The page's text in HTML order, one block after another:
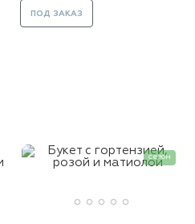
ПОД ЗАКАЗ
сезон